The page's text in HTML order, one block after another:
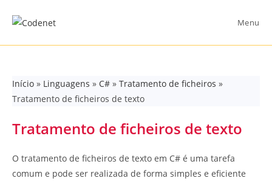
Menu
Início » Linguagens » C# » Tratamento de ficheiros »
Tratamento de ficheiros de texto
Tratamento de ficheiros de texto
O tratamento de ficheiros de texto em C# é uma tarefa
comum e pode ser realizada de forma simples e eficiente